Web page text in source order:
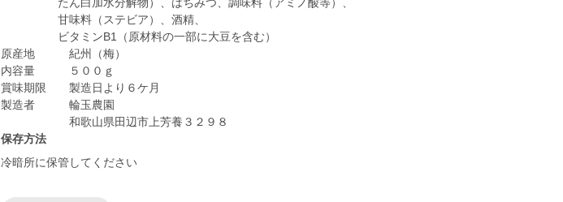
甘味料（ステビア）、酒精、
ビタミンB1（原材料の一部に大豆を含む）
原産地 紀州（梅）
内容量 ５００ｇ
賞味期限 製造日より６ケ月
製造者 輪玉農園
保存方法
冷暗所に保管してください